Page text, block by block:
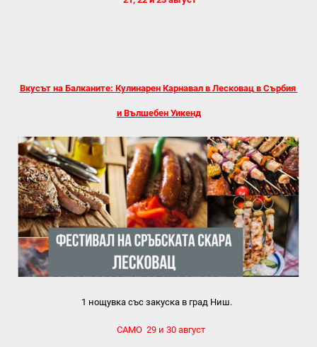
Вкусът на Балканите: Кулинарен Карнавал в Лесковац в Сърбия
и Вълшебен Уикенд
1 нощувка със закуска в град Ниш.
САМО 29 и 30 август